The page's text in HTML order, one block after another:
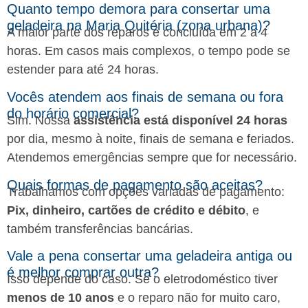
Quanto tempo demora para consertar uma
geladeira na Maria Quitéria (zona urbana)?
A maior parte dos reparos é concluída em 2 a 4
horas. Em casos mais complexos, o tempo pode se
estender para até 24 horas.
Vocês atendem aos finais de semana ou fora
do horário comercial?
Sim. Nossaassistência está disponível 24 horas
por dia, mesmo à noite, finais de semana e feriados.
Atendemos emergências sempre que for necessário.
Quais formas de pagamento são aceitas?
Trabalhamos com opções variadas de pagamento:
Pix, dinheiro, cartões de crédito e débito, e
também transferências bancárias.
Vale a pena consertar uma geladeira antiga ou
é melhor comprar outra?
Isso depende do caso. Se o eletrodoméstico tiver
menos de 10 anos e o reparo não for muito caro,